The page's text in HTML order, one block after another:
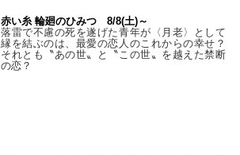
赤い糸 輪廻のひみつ 8/8(土)～
落雷で不慮の死を遂げた青年が〈月老〉として
縁を結ぶのは、最愛の恋人のこれからの幸せ？
それとも〝あの世〟と〝この世〟を越えた禁断
の恋？